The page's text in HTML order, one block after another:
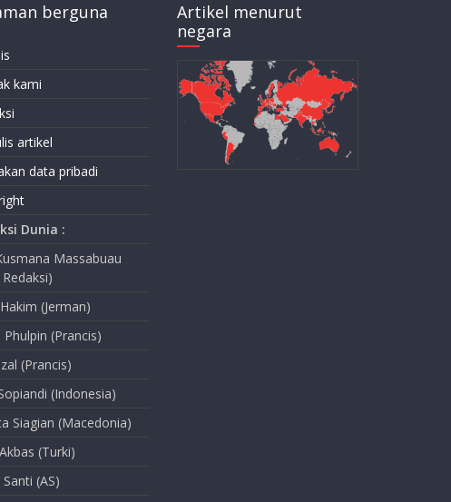
berguna
kami
artikel
data pribadi
Dunia :
Massabuau
(Jerman)
Phulpin (Prancis)
(Prancis)
(Indonesia)
Siagian (Macedonia)
(Turki)
(AS)
Artikel menurut
negara